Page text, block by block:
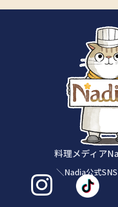
料理メディア
＼Nadia公式
